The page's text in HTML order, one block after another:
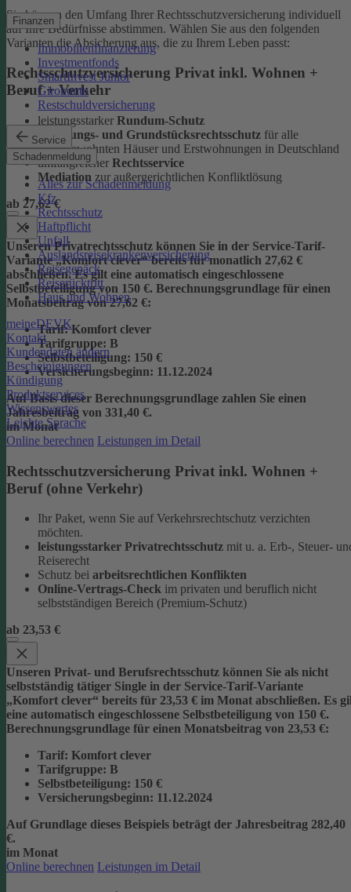
Finanzen
Immobilienfinanzierung
Investmentfonds
SmartInvest Junior
Girokonto
Restschuldversicherung
Service
Schadenmeldung
Alles zur Schadenmeldung
Kfz
Rechtsschutz
Haftpflicht
Unfall
Auslandsreisekrankenversicherung
Reisegepäck
Reiserücktritt
Haus und Wohnen
meineDEVK
Kontakt
Kundendaten ändern
Bescheinigungen
Kündigung
Produktservices
Wissenswertes
Leichte Sprache
Sie können den Umfang Ihrer Rechtsschutzversicherung individuell
auf Ihre Bedürfnisse abstimmen. Wählen Sie aus den folgenden
Varianten die Absicherung aus, die zu Ihrem Leben passt:
Rechtsschutzversicherung Privat inkl. Wohnen +
Beruf + Verkehr
leistungsstarker Rundum-Schutz
Wohnungs- und Grundstücksrechtsschutz für alle
selbstbewohnten Häuser und Erstwohnungen in Deutschland
umfangreicher Rechtsservice
Mediation zur außergerichtlichen Konfliktlösung
ab 27,62 €
Unseren Privatrechtsschutz können Sie in der Service-Tarif-
Variante „Komfort clever“ bereits für monatlich 27,62 €
abschließen. Es gilt eine automatisch eingeschlossene
Selbstbeteiligung von 150 €. Berechnungsgrundlage für einen
Monatsbeitrag von 27,62 €:
Tarif: Komfort clever
Tarifgruppe: B
Selbstbeteiligung: 150 €
Versicherungsbeginn: 11.12.2024
Auf Basis dieser Berechnungsgrundlage zahlen Sie einen
Jahresbeitrag von 331,40 €.
im Monat
Online berechnen Leistungen im Detail
Rechtsschutzversicherung Privat inkl. Wohnen +
Beruf (ohne Verkehr)
Ihr Paket, wenn Sie auf Verkehrsrechtschutz verzichten
möchten.
leistungsstarker Privatrechtsschutz mit u. a. Erb-, Steuer-
Reiserecht
Schutz bei arbeitsrechtlichen Konflikten
Online-Vertrags-Check im privaten und beruflich nicht
selbstständigen Bereich (Premium-Schutz)
ab 23,53 €
Unseren Privat- und Berufsrechtsschutz können Sie als nicht
selbstständig tätiger Single in der Service-Tarif-Variante
„Komfort clever“ bereits für 23,53 € im Monat abschließen. Es
eine automatisch eingeschlossene Selbstbeteiligung von 150 €.
Berechnungsgrundlage für einen Monatsbeitrag von 23,53 €:
Tarif: Komfort clever
Tarifgruppe: B
Selbstbeteiligung: 150 €
Versicherungsbeginn: 11.12.2024
Auf Grundlage dieses Beispiels beträgt der Jahresbeitrag 282,40
€.
im Monat
Online berechnen Leistungen im Detail